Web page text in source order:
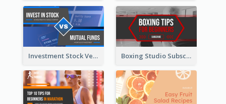
Investment Stock Versus YouTube Cover Thumbnail Design Boxing Studio Subscribe Alert YouTube Cover Design